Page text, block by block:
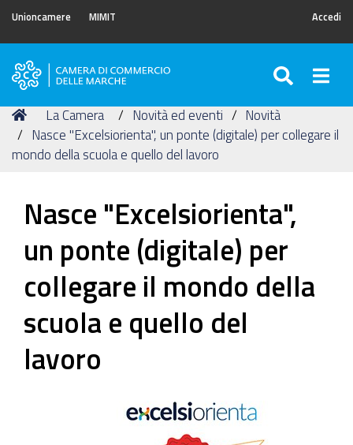
Unioncamere MIMIT Accedi
Camera
Commercio
delle
Marche
Tu
sei
qui:
Home
La Camera Novità ed eventi
Novità
Nasce "Excelsiorienta", un ponte (digitale) per collegare il
mondo della scuola e quello del lavoro
Nasce "Excelsiorienta",
un ponte (digitale) per
collegare il mondo della
scuola e quello del
lavoro